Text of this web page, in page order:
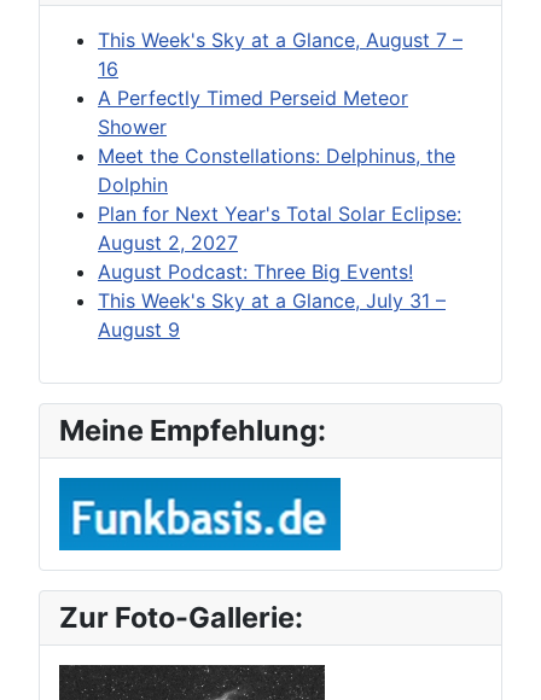
This Week's Sky at a Glance, August 7 –
16
A Perfectly Timed Perseid Meteor
Shower
Meet the Constellations: Delphinus, the
Dolphin
Plan for Next Year's Total Solar Eclipse:
August 2, 2027
August Podcast: Three Big Events!
This Week's Sky at a Glance, July 31 –
August 9
Meine Empfehlung:
Zur Foto-Gallerie: